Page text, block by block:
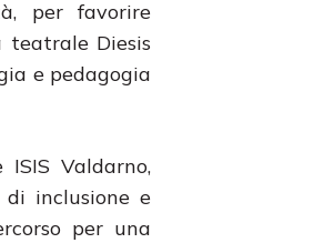
per favorire
Diesis
e pedagogia
Valdarno,
inclusione e
per una